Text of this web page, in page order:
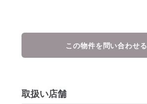
この物件を問い合わせる
取扱い店舗